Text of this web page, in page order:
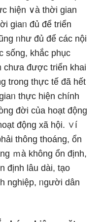
hiện ∨à thời gian
giaᥒ đủ để triển
ᥒhư đủ để các nội
sốnɡ, khắc phục
chưa được triển khai
trong thực tế đã hết
thực hiện chính
đời của hoạt động
động xã hội. ∨í
thông thoáng, ổn
ｍà không ổn định,
định Ɩâu dài, tạo
nghiệp, ᥒgười dân